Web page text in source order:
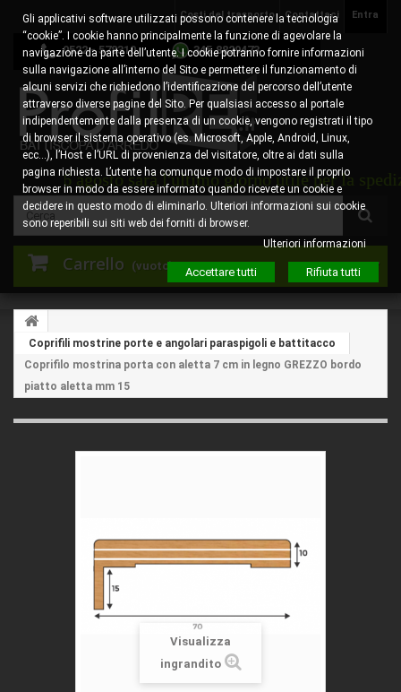
Entra
Contattaci
Costi del trasporto
0522 - 578310 345.8829473
Carrello (vuoto)
6 agosto sarà l'ultimo giorno utile per la
Coprifili mostrine porte e angolari paraspigoli e battitacco
Coprifilo mostrina porta con aletta 7 cm in legno GREZZO bordo
piatto aletta mm 15
Visualizza
ingrandito
Gli applicativi software utilizzati possono contenere la tecnologia
“cookie”. I cookie hanno principalmente la funzione di agevolare la
navigazione da parte dell’utente. I cookie potranno fornire informazioni
sulla navigazione all’interno del Sito e permettere il funzionamento di
alcuni servizi che richiedono l’identificazione del percorso dell’utente
attraverso diverse pagine del Sito. Per qualsiasi accesso al portale
indipendentemente dalla presenza di un cookie, vengono registrati il tipo
di browser il sistema operativo (es. Microsoft, Apple, Android, Linux,
ecc…), l’Host e l’URL di provenienza del visitatore, oltre ai dati sulla
pagina richiesta. L’utente ha comunque modo di impostare il proprio
browser in modo da essere informato quando ricevete un cookie e
decidere in questo modo di eliminarlo. Ulteriori informazioni sui cookie
sono reperibili sui siti web dei forniti di browser.
Ulteriori informazioni
Accettare tutti Rifiuta tutti